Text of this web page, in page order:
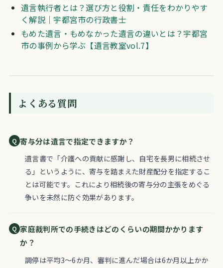
遺言執行者とは？選び方と役割・責任をわかりやす
く解説｜宇都宮市の行政書士
もめた遺言・もめなかった遺言の違いとは？宇都宮
市の事例から学ぶ【遺言教室vol.7】
よくある質問
寄与分は遺言で指定できますか？
遺言書で「介護への貢献に感謝し、自宅を長男に相続させ
る」というように、寄与を踏まえた財産配分を指定するこ
とは可能です。これにより相続後の寄与分の主張をめぐる
争いを未然に防ぐ効果があります。
家庭裁判所での手続きはどのくらいの期間かかります
か？
調停は平均3〜6か月、審判に進んだ場合は6か月以上かか